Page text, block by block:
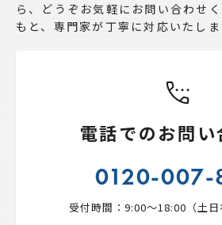
ら、 どうぞお気軽にお問い合わせ
もと、専門家が丁寧に対応いたしま
電話でのお問い
0120-007-
受付時間：9:00〜18:00（土日